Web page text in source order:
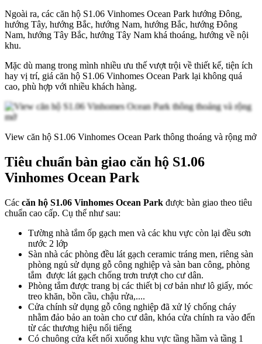
Ngoài ra, các căn hộ S1.06 Vinhomes Ocean Park hướng Đông,
hướng Tây, hướng Bắc, hướng Nam, hướng Bắc, hướng Đông
Nam, hướng Tây Bắc, hướng Tây Nam khá thoáng, hướng về nội
khu.
Mặc dù mang trong mình nhiều ưu thế vượt trội về thiết kế, tiện ích
hay vị trí, giá căn hộ S1.06 Vinhomes Ocean Park lại không quá
cao, phù hợp với nhiều khách hàng.
View căn hộ S1.06 Vinhomes Ocean Park thông thoáng và rộng mở
Tiêu chuẩn bàn giao căn hộ S1.06
Vinhomes Ocean Park
Các căn hộ S1.06 Vinhomes Ocean Park được bàn giao theo tiêu
chuẩn cao cấp. Cụ thể như sau:
Tường nhà tắm ốp gạch men và các khu vực còn lại đều sơn
nước 2 lớp
Sàn nhà các phòng đều lát gạch ceramic tráng men, riêng sàn
phòng ngủ sử dụng gỗ công nghiệp và sàn ban công, phòng
tắm được lát gạch chống trơn trượt cho cư dân.
Phòng tắm được trang bị các thiết bị cơ bản như lô giấy, móc
treo khăn, bồn cầu, chậu rửa,....
Cửa chính sử dụng gỗ công nghiệp đã xử lý chống cháy
nhằm đảo bảo an toàn cho cư dân, khóa cửa chính ra vào đến
từ các thương hiệu nổi tiếng
Có chuông cửa kết nối xuống khu vực tầng hầm và tầng 1